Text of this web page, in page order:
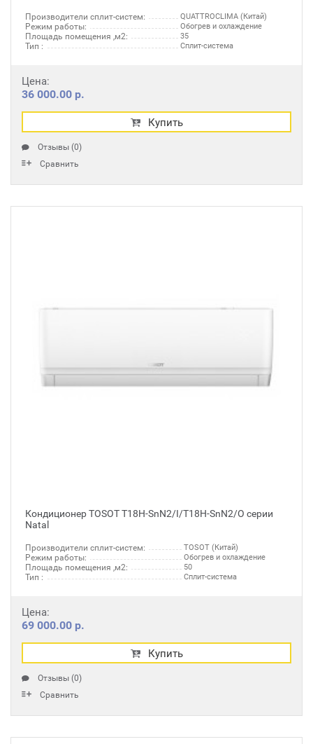
Производители сплит-систем: QUATTROCLIMA (Китай)
Режим работы: Обогрев и охлаждение
Площадь помещения ,м2: 35
Тип : Сплит-система
Цена:
36 000.00 р.
Купить
Отзывы (0)
Сравнить
Кондиционер TOSOT T18H-SnN2/I/T18H-SnN2/O серии
Natal
Производители сплит-систем: TOSOT (Китай)
Режим работы: Обогрев и охлаждение
Площадь помещения ,м2: 50
Тип : Сплит-система
Цена:
69 000.00 р.
Купить
Отзывы (0)
Сравнить